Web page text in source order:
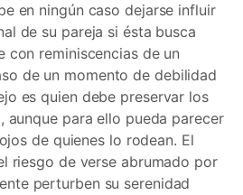
en ningún caso dejarse influir
de su pareja si ésta busca
con reminiscencias de un
de un momento de debilidad
es quien debe preservar los
aunque para ello pueda parecer
de quienes lo rodean. El
riesgo de verse abrumado por
perturben su serenidad